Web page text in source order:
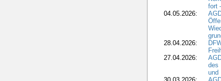
fort
04.05.2026:
28.04.2026:
27.04.2026:
des
und